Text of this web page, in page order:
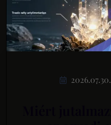
2026.07.30.